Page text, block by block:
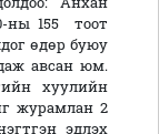
ны 155 тоот
өдөр буюу
авсан юм.
хуулийн
журамлан 2
эдлэх